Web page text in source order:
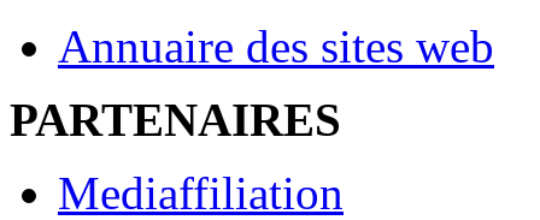
Annuaire des sites web
PARTENAIRES
Mediaffiliation